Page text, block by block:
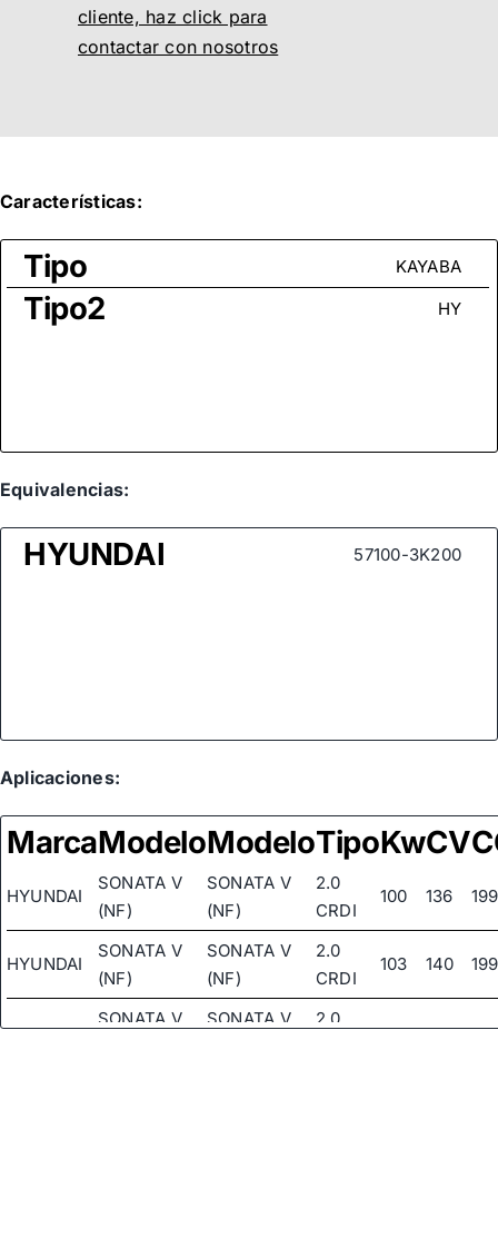
cliente, haz click para
contactar con nosotros
Características:
Tipo KAYABA
Tipo2 HY
Equivalencias:
HYUNDAI 57100-3K200
Aplicaciones:
MarcaModeloModeloTipoKwCV
HYUNDAI
SONATA V
(NF)
SONATA V
(NF)
2.0
CRDI
100 136
HYUNDAI
SONATA V
(NF)
SONATA V
(NF)
2.0
CRDI
103 140
HYUNDAI
SONATA V
SONATA V
2.0
110 150